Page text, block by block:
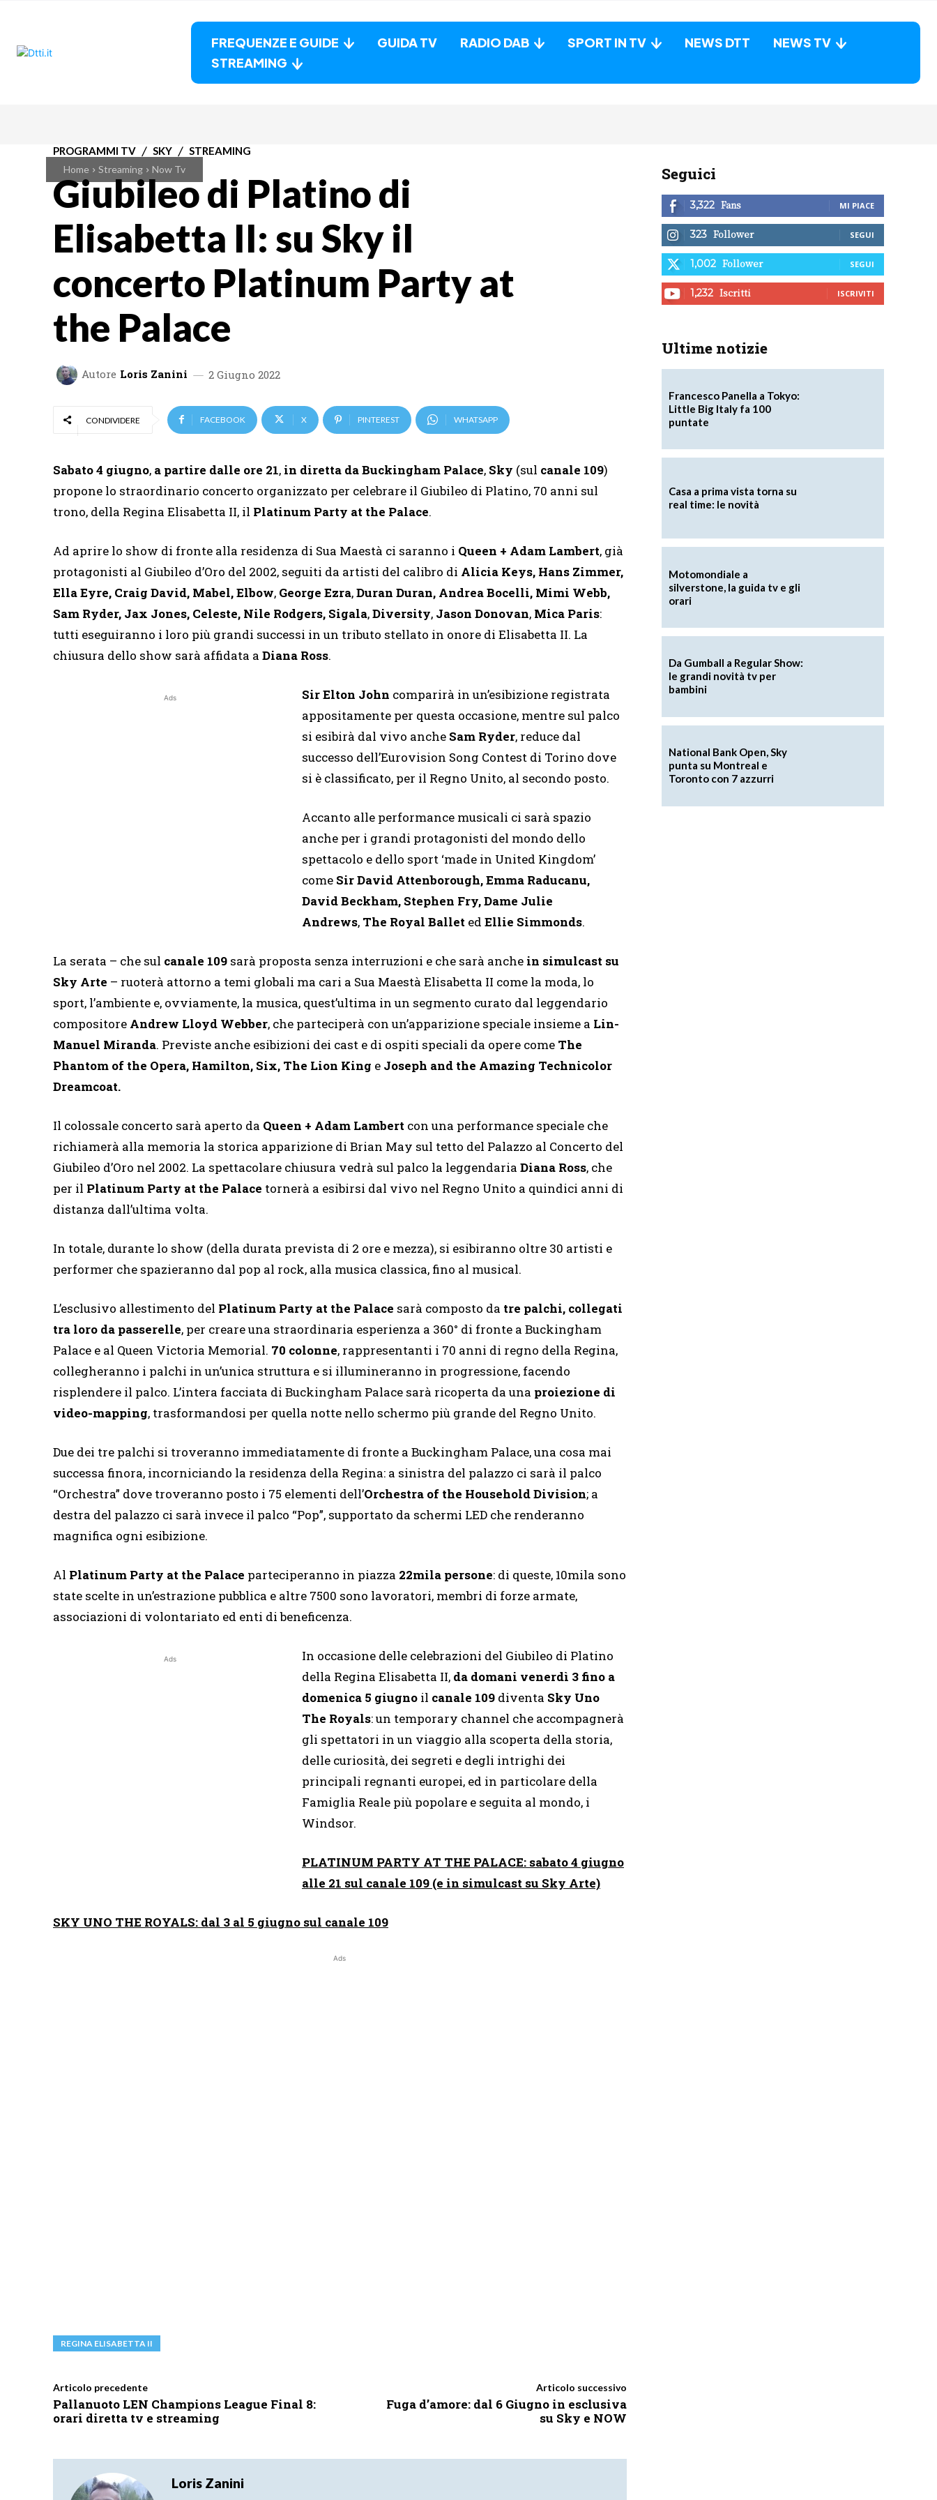
FREQUENZE E GUIDE GUIDA TV RADIO DAB SPORT IN TV NEWS DTT
NEWS TV
STREAMING
Home Streaming Now Tv
PROGRAMMI TV SKY STREAMING
Giubileo di Platino di
Elisabetta II: su Sky il
concerto Platinum Party at
the Palace
Autore Loris Zanini 2 Giugno 2022
CONDIVIDERE FACEBOOK X PINTEREST WHATSAPP
Sabato 4 giugno, a partire dalle ore 21, in diretta da Buckingham Palace, Sky (sul canale 109)
propone lo straordinario concerto organizzato per celebrare il Giubileo di Platino, 70 anni sul
trono, della Regina Elisabetta II, il Platinum Party at the Palace.
Ad aprire lo show di fronte alla residenza di Sua Maestà ci saranno i Queen + Adam Lambert, già
protagonisti al Giubileo d’Oro del 2002, seguiti da artisti del calibro di Alicia Keys, Hans Zimmer,
Ella Eyre, Craig David, Mabel, Elbow, George Ezra,Duran Duran, Andrea Bocelli, Mimi Webb,
Sam Ryder, Jax Jones, Celeste, Nile Rodgers, Sigala,Diversity, Jason Donovan, Mica Paris:
tutti eseguiranno i loro più grandi successi in un tributo stellato in onore di Elisabetta II. La
chiusura dello show sarà affidata a Diana Ross.
Ads Sir Elton John comparirà in un’esibizione registrata
appositamente per questa occasione, mentre sul palco
si esibirà dal vivo anche Sam Ryder, reduce dal
successo dell’Eurovision Song Contest di Torino dove
si è classificato, per il Regno Unito, al secondo posto.
Accanto alle performance musicali ci sarà spazio
anche per i grandi protagonisti del mondo dello
spettacolo e dello sport ‘made in United Kingdom’
come Sir David Attenborough, Emma Raducanu,
David Beckham, Stephen Fry, Dame Julie
Andrews, The Royal Ballet ed Ellie Simmonds.
La serata – che sul canale 109 sarà proposta senza interruzioni e che sarà anche in simulcast su
Sky Arte – ruoterà attorno a temi globali ma cari a Sua Maestà Elisabetta II come la moda, lo
sport, l’ambiente e, ovviamente, la musica, quest’ultima in un segmento curato dal leggendario
compositore Andrew Lloyd Webber, che parteciperà con un’apparizione speciale insieme a Lin-
Manuel Miranda. Previste anche esibizioni dei cast e di ospiti speciali da opere come The
Phantom of the Opera, Hamilton, Six, The Lion King e Joseph and the Amazing Technicolor
Dreamcoat.
Il colossale concerto sarà aperto da Queen + Adam Lambert con una performance speciale che
richiamerà alla memoria la storica apparizione di Brian May sul tetto del Palazzo al Concerto del
Giubileo d’Oro nel 2002. La spettacolare chiusura vedrà sul palco la leggendaria Diana Ross, che
per il Platinum Party at the Palace tornerà a esibirsi dal vivo nel Regno Unito a quindici anni di
distanza dall’ultima volta.
In totale, durante lo show (della durata prevista di 2 ore e mezza), si esibiranno oltre 30 artisti e
performer che spazieranno dal pop al rock, alla musica classica, fino al musical.
L’esclusivo allestimento del Platinum Party at the Palace sarà composto da tre palchi, collegati
tra loro da passerelle, per creare una straordinaria esperienza a 360° di fronte a Buckingham
Palace e al Queen Victoria Memorial. 70 colonne, rappresentanti i 70 anni di regno della Regina,
collegheranno i palchi in un’unica struttura e si illumineranno in progressione, facendo
risplendere il palco. L’intera facciata di Buckingham Palace sarà ricoperta da una proiezione di
video-mapping, trasformandosi per quella notte nello schermo più grande del Regno Unito.
Due dei tre palchi si troveranno immediatamente di fronte a Buckingham Palace, una cosa mai
successa finora, incorniciando la residenza della Regina: a sinistra del palazzo ci sarà il palco
“Orchestra” dove troveranno posto i 75 elementi dell’Orchestra of the Household Division; a
destra del palazzo ci sarà invece il palco “Pop”, supportato da schermi LED che renderanno
magnifica ogni esibizione.
Al Platinum Party at the Palace parteciperanno in piazza 22mila persone: di queste, 10mila sono
state scelte in un’estrazione pubblica e altre 7500 sono lavoratori, membri di forze armate,
associazioni di volontariato ed enti di beneficenza.
Ads
In occasione delle celebrazioni del Giubileo di Platino
della Regina Elisabetta II, da domani venerdì 3 fino a
domenica 5 giugno il canale 109 diventa Sky Uno
The Royals: un temporary channel che accompagnerà
gli spettatori in un viaggio alla scoperta della storia,
delle curiosità, dei segreti e degli intrighi dei
principali regnanti europei, ed in particolare della
Famiglia Reale più popolare e seguita al mondo, i
Windsor.
PLATINUM PARTY AT THE PALACE: sabato 4 giugno
alle 21 sul canale 109 (e in simulcast su Sky Arte)
SKY UNO THE ROYALS: dal 3 al 5 giugno sul canale 109
Ads
REGINA ELISABETTA II
Articolo precedente
Pallanuoto LEN Champions League Final 8:
orari diretta tv e streaming
Articolo successivo
Fuga d’amore: dal 6 Giugno in esclusiva
su Sky e NOW
Loris Zanini
Seguici
3,322 Fans MI PIACE
323 Follower SEGUI
1,002 Follower SEGUI
1,232 Iscritti ISCRIVITI
Ultime notizie
Francesco Panella a Tokyo:
Little Big Italy fa 100
puntate
Casa a prima vista torna su
real time: le novità
Motomondiale a
silverstone, la guida tv e gli
orari
Da Gumball a Regular Show:
le grandi novità tv per
bambini
National Bank Open, Sky
punta su Montreal e
Toronto con 7 azzurri